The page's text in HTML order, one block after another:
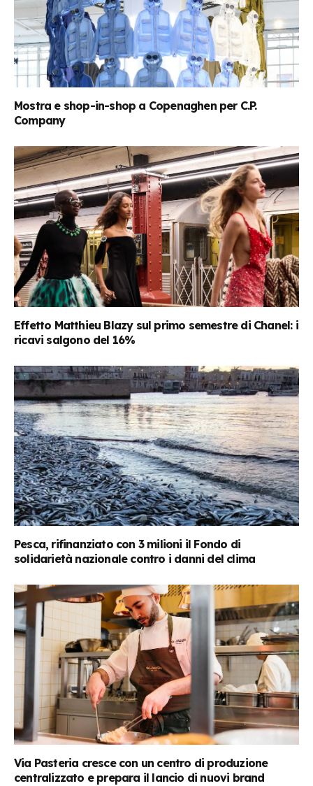
Mostra e shop-in-shop a Copenaghen per C.P.
Company
Effetto Matthieu Blazy sul primo semestre di Chanel: i
ricavi salgono del 16%
Pesca, rifinanziato con 3 milioni il Fondo di
solidarietà nazionale contro i danni del clima
Via Pasteria cresce con un centro di produzione
centralizzato e prepara il lancio di nuovi brand